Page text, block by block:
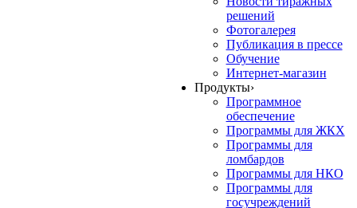
решений
Фотогалерея
Публикация в прессе
Обучение
Интернет-магазин
Продукты›
Программное
обеспечение
Программы для ЖКХ
Программы для
ломбардов
Программы для НКО
Программы для
госучреждений